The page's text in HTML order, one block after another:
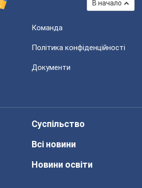
В начало
Команда
Політика конфіденційності
Документи
Суспільство
Всі новини
Новини освіти